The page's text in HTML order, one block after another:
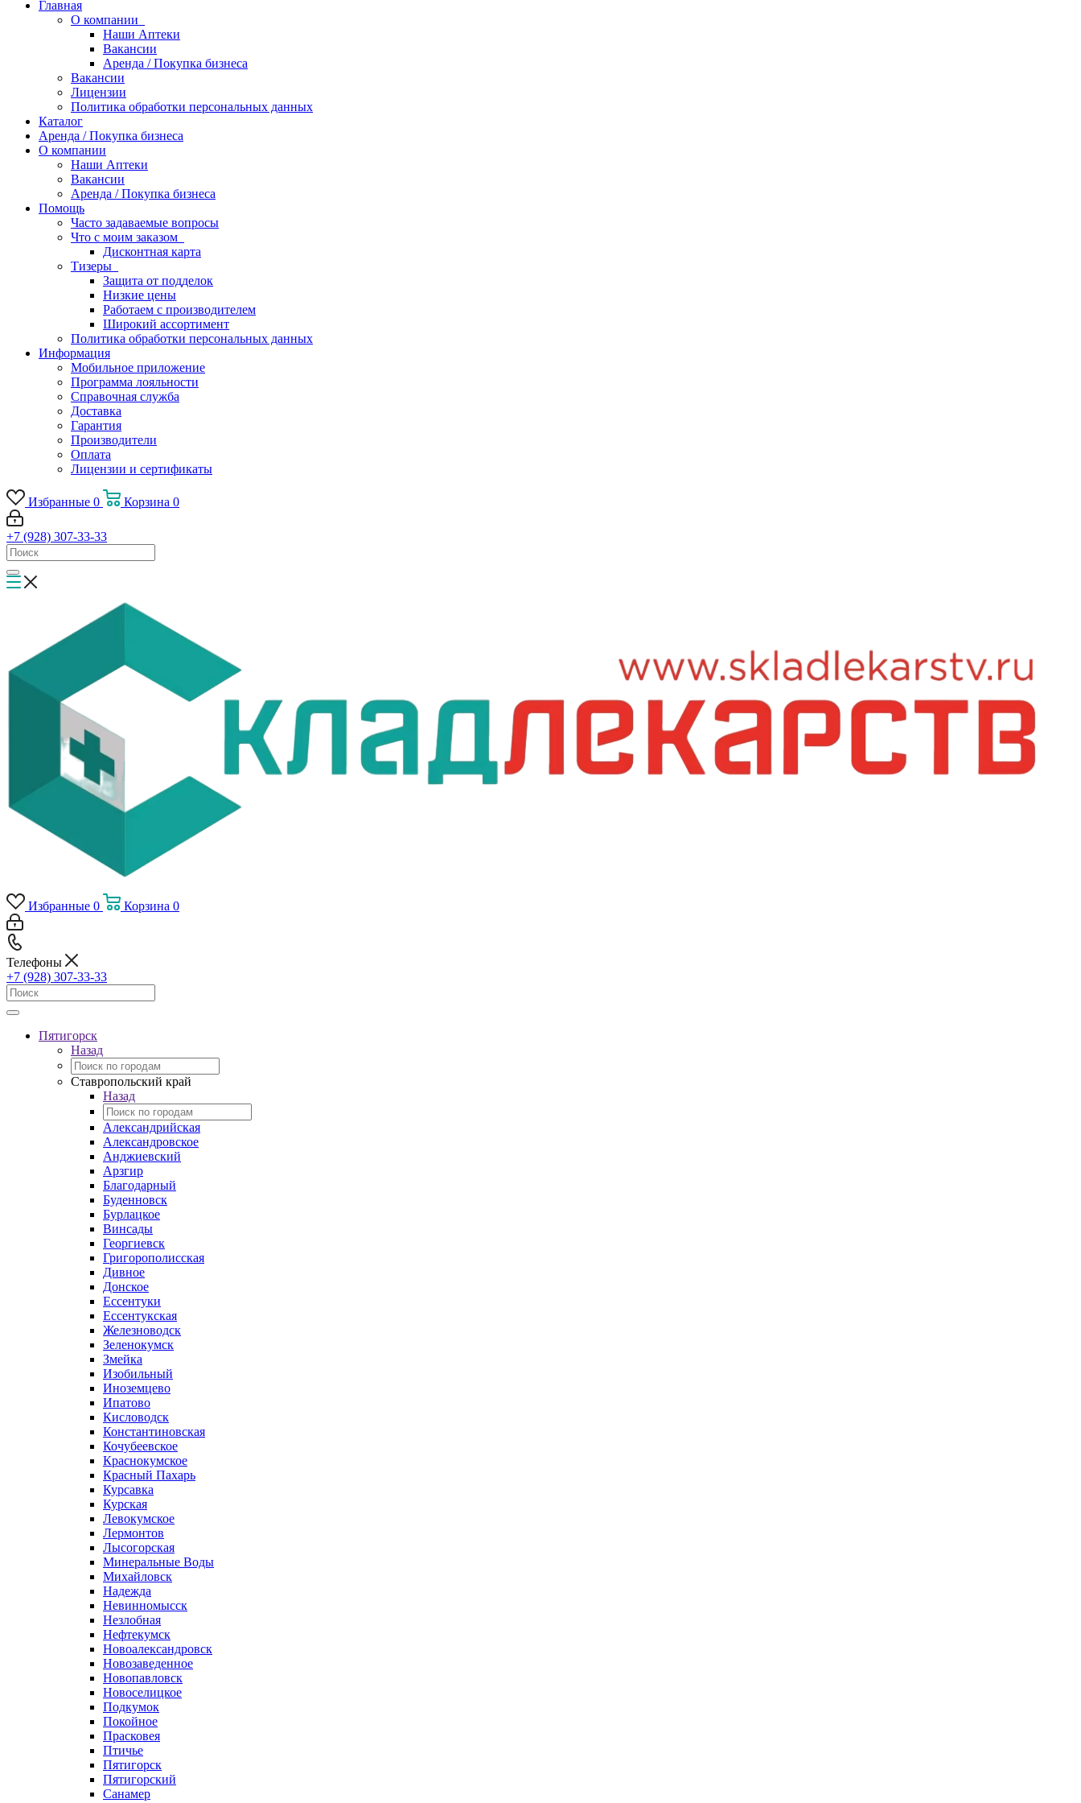
Главная
О компании
Наши Аптеки
Вакансии
Аренда / Покупка бизнеса
Вакансии
Лицензии
Политика обработки персональных данных
Каталог
Аренда / Покупка бизнеса
О компании
Наши Аптеки
Вакансии
Аренда / Покупка бизнеса
Помощь
Часто задаваемые вопросы
Что с моим заказом
Дисконтная карта
Тизеры
Защита от подделок
Низкие цены
Работаем с производителем
Широкий ассортимент
Политика обработки персональных данных
Информация
Мобильное приложение
Программа лояльности
Справочная служба
Доставка
Гарантия
Производители
Оплата
Лицензии и сертификаты
Избранные 0 Корзина 0
+7 (928) 307-33-33
Избранные 0 Корзина 0
Телефоны
+7 (928) 307-33-33
Пятигорск
Назад
Ставропольский край
Назад
Александрийская
Александровское
Анджиевский
Арзгир
Благодарный
Буденновск
Бурлацкое
Винсады
Георгиевск
Григорополисская
Дивное
Донское
Ессентуки
Ессентукская
Железноводск
Зеленокумск
Змейка
Изобильный
Иноземцево
Ипатово
Кисловодск
Константиновская
Кочубеевское
Краснокумское
Красный Пахарь
Курсавка
Курская
Левокумское
Лермонтов
Лысогорская
Минеральные Воды
Михайловск
Надежда
Невинномысск
Незлобная
Нефтекумск
Новоалександровск
Новозаведенное
Новопавловск
Новоселицкое
Подкумок
Покойное
Прасковея
Птичье
Пятигорск
Пятигорский
Санамер